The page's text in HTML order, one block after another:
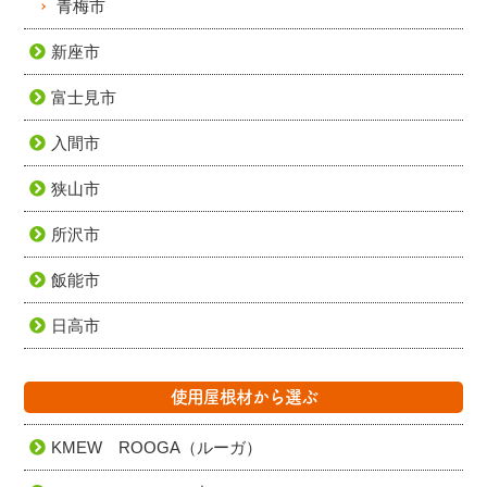
青梅市
新座市
富士見市
入間市
狭山市
所沢市
飯能市
日高市
使用屋根材から選ぶ
KMEW ROOGA（ルーガ）